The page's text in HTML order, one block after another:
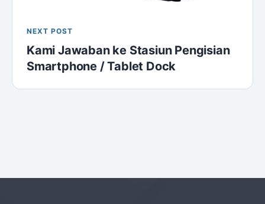
NEXT POST
Kami Jawaban ke Stasiun Pengisian
Smartphone / Tablet Dock